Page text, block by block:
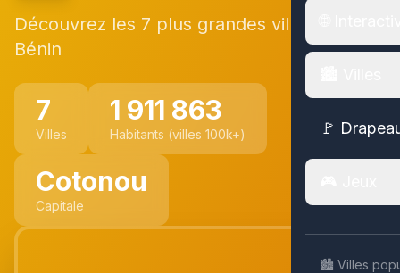
🚩
🏙️ Villes
Découvrez les 7 plus grandes villes de
Bénin
7
Villes
1 911 863
Habitants (villes 100k+)
Cotonou
Capitale